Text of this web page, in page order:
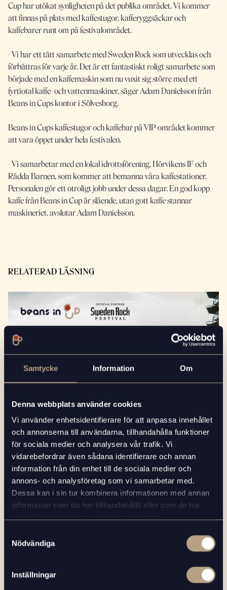
Samtycke Information Om
Denna webbplats använder cookies
Vi använder enhetsidentifierare för att anpassa innehållet
och annonserna till användarna, tillhandahålla funktioner
för sociala medier och analysera vår trafik. Vi
vidarebefordrar även sådana identifierare och annan
information från din enhet till de sociala medier och
annons- och analysföretag som vi samarbetar med.
Dessa kan i sin tur kombinera informationen med annan
information som du har tillhandahållit eller som de har
Nödvändiga
Inställningar
Cup har utökat synligheten på det publika området. Vi kommer
att finnas på plats med kaffestugor, kafferyggsäckar och
kaffebarer runt om på festivalområdet.
- Vi har ett tätt samarbete med Sweden Rock som utvecklas och
förbättras för varje år. Det är ett fantastiskt roligt samarbete som
började med en kaffemaskin som nu vuxit sig större med ett
fyrtiotal kaffe- och vattenmaskiner, säger Adam Danielsson från
Beans in Cups kontor i Sölvesborg.
Beans in Cups kaffestugor och kaffebar på VIP-området kommer
att vara öppet under hela festivalen.
- Vi samarbetar med en lokal idrottsförening, Hörvikens IF och
Rädda Barnen, som kommer att bemanna våra kaffestationer.
Personalen gör ett otroligt jobb under dessa dagar. En god kopp
kaffe från Beans in Cup är slående, utan gott kaffe stannar
maskineriet, avslutar Adam Danielsson.
RELATERAD LÄSNING
2022-05-30
NYHETER
Beans in Cup är officiell partner till Sweden
Rock Festival
Läs mer